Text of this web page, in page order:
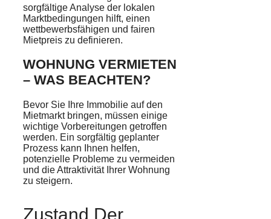
sorgfältige Analyse der lokalen
Marktbedingungen hilft, einen
wettbewerbsfähigen und fairen
Mietpreis zu definieren.
WOHNUNG VERMIETEN
– WAS BEACHTEN?
Bevor Sie Ihre Immobilie auf den
Mietmarkt bringen, müssen einige
wichtige Vorbereitungen getroffen
werden. Ein sorgfältig geplanter
Prozess kann Ihnen helfen,
potenzielle Probleme zu vermeiden
und die Attraktivität Ihrer Wohnung
zu steigern.
Zustand Der